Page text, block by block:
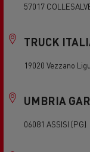
57017
TRUCK
19020 Vezzano
UMBRIA
06081 ASSISI (PG)